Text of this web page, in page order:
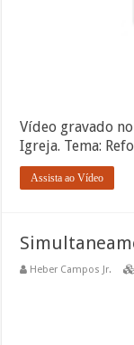
Vídeo gravado
Igreja. Tema:
Assista ao Vídeo
Heber Campos Jr.